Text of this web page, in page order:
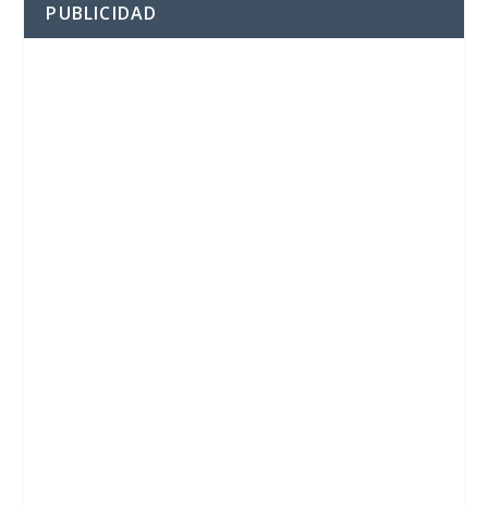
PUBLICIDAD